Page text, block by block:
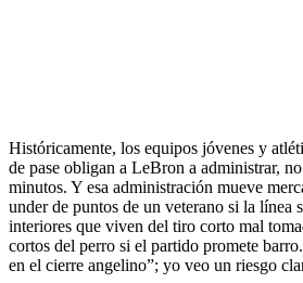
Históricamente, los equipos jóvenes y
de pase obligan a LeBron a administrar,
minutos. Y esa administración mueve
under de puntos de un veterano si la línea
interiores que viven del tiro corto mal
cortos del perro si el partido promete
en el cierre angelino”; yo veo un riesgo